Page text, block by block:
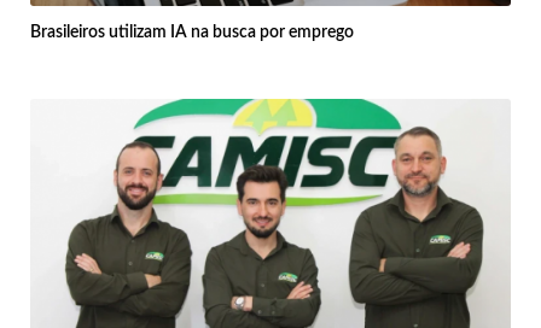
Brasileiros utilizam IA na busca por emprego